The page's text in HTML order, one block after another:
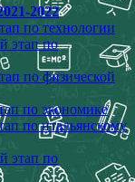
2022
по технологии
этап по
по физической
по экономике
по итальянскому
этап по